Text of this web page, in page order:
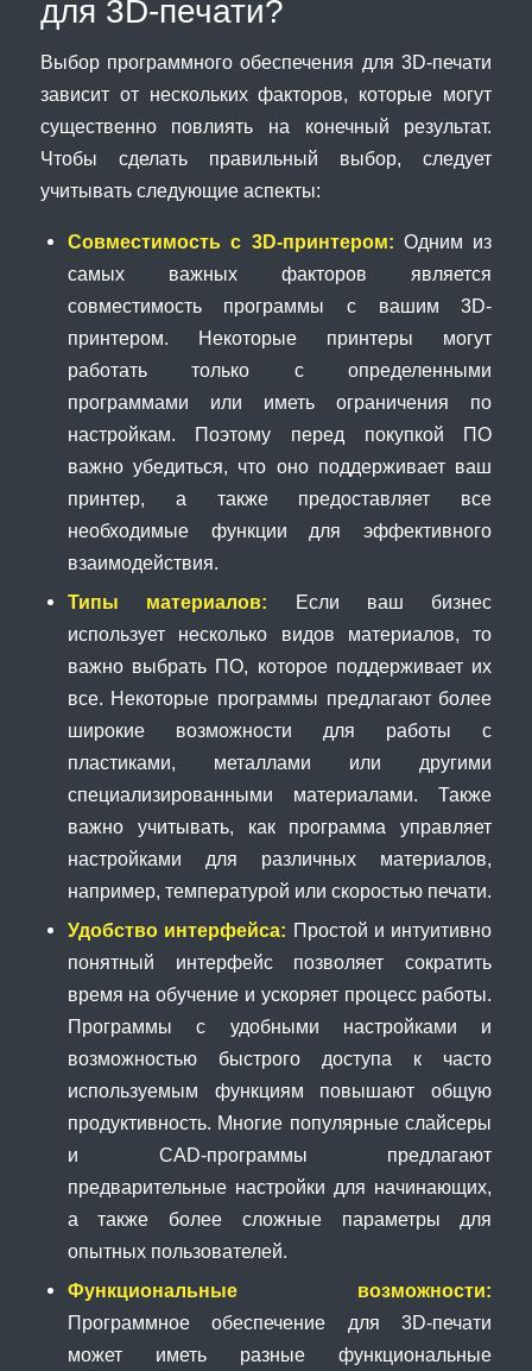
для 3D-печати?
Выбор программного обеспечения для 3D-печати
зависит от нескольких факторов, которые могут
существенно повлиять на конечный результат.
Чтобы сделать правильный выбор, следует
учитывать следующие аспекты:
Совместимость с 3D-принтером: Одним из
самых важных факторов является
совместимость программы с вашим 3D-
принтером. Некоторые принтеры могут
работать только с определенными
программами или иметь ограничения по
настройкам. Поэтому перед покупкой ПО
важно убедиться, что оно поддерживает ваш
принтер, а также предоставляет все
необходимые функции для эффективного
взаимодействия.
Типы материалов: Если ваш бизнес
использует несколько видов материалов, то
важно выбрать ПО, которое поддерживает их
все. Некоторые программы предлагают более
широкие возможности для работы с
пластиками, металлами или другими
специализированными материалами. Также
важно учитывать, как программа управляет
настройками для различных материалов,
например, температурой или скоростью печати.
Удобство интерфейса: Простой и интуитивно
понятный интерфейс позволяет сократить
время на обучение и ускоряет процесс работы.
Программы с удобными настройками и
возможностью быстрого доступа к часто
используемым функциям повышают общую
продуктивность. Многие популярные слайсеры
и CAD-программы предлагают
предварительные настройки для начинающих,
а также более сложные параметры для
опытных пользователей.
Функциональные возможности:
Программное обеспечение для 3D-печати
может иметь разные функциональные